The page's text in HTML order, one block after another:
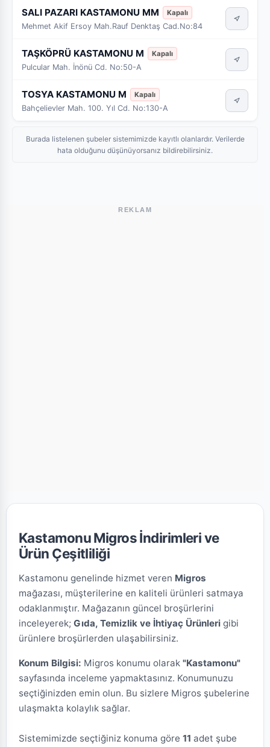
SALI PAZARI KASTAMONU MM Kapalı
Mehmet Akif Ersoy Mah.Rauf Denktaş Cad.No:84
TAŞKÖPRÜ KASTAMONU M Kapalı
Pulcular Mah. İnönü Cd. No:50-A
TOSYA KASTAMONU M Kapalı
Bahçelievler Mah. 100. Yıl Cd. No:130-A
Burada listelenen şubeler sistemimizde kayıtlı olanlardır. Verilerde
hata olduğunu düşünüyorsanız bildirebilirsiniz.
REKLAM
Kastamonu Migros İndirimleri ve
Ürün Çeşitliliği
Kastamonu genelinde hizmet veren Migros
mağazası, müşterilerine en kaliteli ürünleri satmaya
odaklanmıştır. Mağazanın güncel broşürlerini
inceleyerek; Gıda, Temizlik ve İhtiyaç Ürünleri gibi
ürünlere broşürlerden ulaşabilirsiniz.
Konum Bilgisi: Migros konumu olarak "Kastamonu"
sayfasında inceleme yapmaktasınız. Konumunuzu
seçtiğinizden emin olun. Bu sizlere Migros şubelerine
ulaşmakta kolaylık sağlar.
Sistemimizde seçtiğiniz konuma göre 11 adet şube